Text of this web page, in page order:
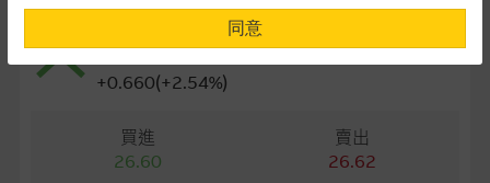
0992 聯想集團
26.60
+0.660(+2.54%)
買進
26.60
賣出
26.62
其他地方)，但清楚表明上述意圖的個別段落則屬例外。
提供網站內容的基準 – 使用時請考慮個人風險
網站內容來自我們在所示日期時認為可靠之來源，且均以真誠提
言，網站內容可能未必完整或準確。麥格理集團不會，亦沒有義
務更新網站內容，或修正任何其後變為明顯失實之地方。網站內
同意